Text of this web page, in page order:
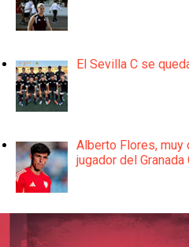
El Sevilla C se
Alberto Flores, muy
jugador del Granada